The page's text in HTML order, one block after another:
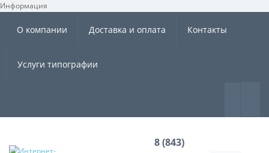
Информация ×
О компании Доставка и оплата Контакты
Услуги типографии
8 (843)